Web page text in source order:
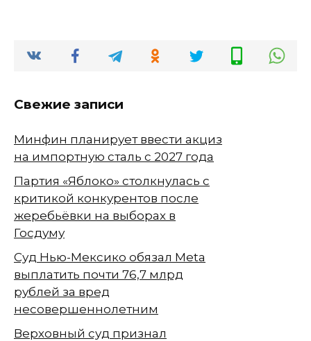
Свежие записи
Минфин планирует ввести акциз
на импортную сталь с 2027 года
Партия «Яблоко» столкнулась с
критикой конкурентов после
жеребьёвки на выборах в
Госдуму
Суд Нью-Мексико обязал Meta
выплатить почти 76,7 млрд
рублей за вред
несовершеннолетним
Верховный суд признал